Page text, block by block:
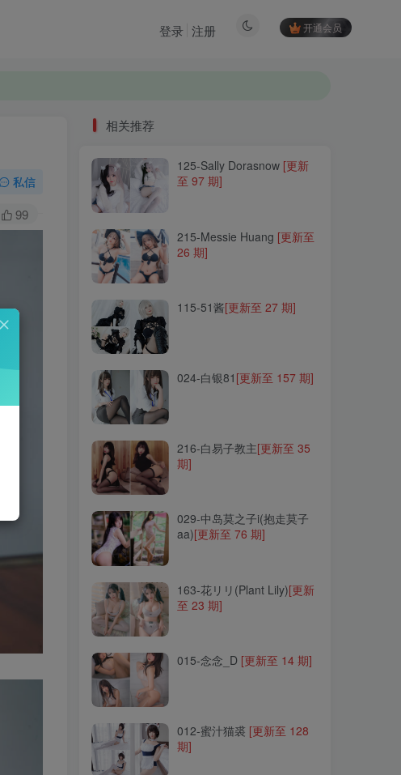
开通会员
登录 注册
私信
99
115-51酱
029-中岛莫之子i(抱走莫子
015-念念_D
217-许多鱼鱼鱼
相关推荐
125-Sally Dorasnow [更新
至 97 期]
215-Messie Huang [更新至
26 期]
115-51酱[更新至 27 期]
024-白银81 [更新至 157 期]
216-白易子教主[更新至 35
期]
029-中岛莫之子i(抱走莫子
aa)[更新至 76 期]
163-花リリ(Plant Lily)[更新
至 23 期]
015-念念_D [更新至 14 期]
012-蜜汁猫裘 [更新至 128
期]